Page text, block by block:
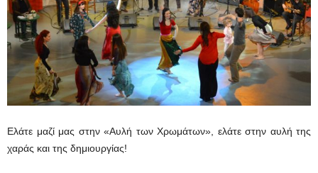
Ελάτε μαζί μας στην «Αυλή των Χρωμάτων», ελάτε στην αυλή της
χαράς και της δημιουργίας!